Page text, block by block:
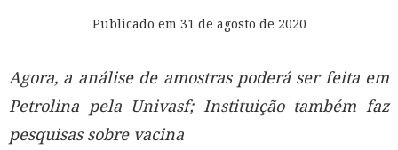
Publicado em 31 de agosto de 2020
Agora, a análise de amostras poderá ser feita em
Petrolina pela Univasf; Instituição também faz
pesquisas sobre vacina